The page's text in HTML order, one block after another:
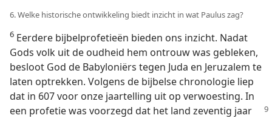
6. Welke historische ontwikkeling biedt inzicht in wat Paulus zag?
6 Eerdere bijbelprofetieën bieden ons inzicht. Nadat
Gods volk uit de oudheid hem ontrouw was gebleken,
besloot God de Babyloniërs tegen Juda en Jeruzalem te
laten optrekken. Volgens de bijbelse chronologie liep
dat in 607 voor onze jaartelling uit op verwoesting. In
een profetie was voorzegd dat het land zeventig jaar